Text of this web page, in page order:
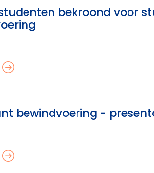
bekroond voor
bewindvoering -